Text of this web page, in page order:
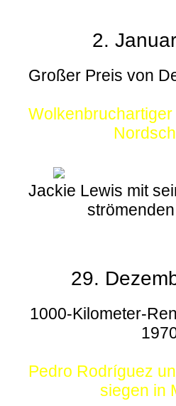
2.
Großer Preis von
Jackie Lewis mit
29.
1000-Kilometer-
Pedro Rodríguez
siegen in